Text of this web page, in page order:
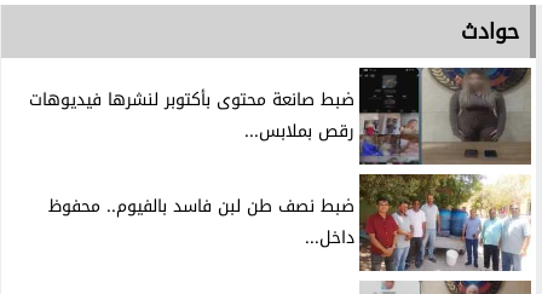
حوادث
ضبط صانعة محتوى بأكتوبر لنشرها فيديوهات
رقص بملابس...
ضبط نصف طن لبن فاسد بالفيوم.. محفوظ
داخل...